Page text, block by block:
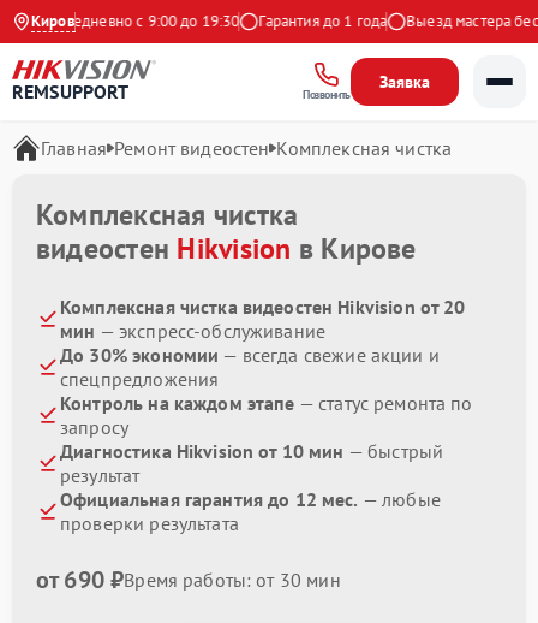
Киров
Ежедневно с 9:00 до 19:30 Гарантия до 1 года Выезд мастера
REMSUPPORT Позвонить
Заявка
Главная Ремонт видеостен Комплексная чистка
Комплексная чистка
видеостен Hikvision в Кирове
Комплексная чистка видеостен Hikvision от 20
мин — экспресс-обслуживание
До 30% экономии — всегда свежие акции и
спецпредложения
Контроль на каждом этапе — статус ремонта по
запросу
Диагностика Hikvision от 10 мин — быстрый
результат
Официальная гарантия до 12 мес. — любые
проверки результата
от 690 ₽Время работы: от 30 мин